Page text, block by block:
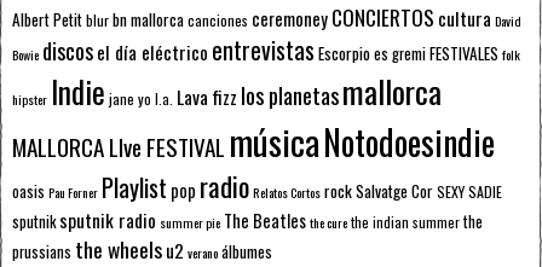
Albert Petitblurbn mallorcacanciones ceremoneyCONCIERTOS cultura David
Bowie discosel día eléctrico entrevistas Escorpioes gremiFESTIVALES folk
hipster Indie jane yo l.a. Lava fizz los planetasmallorca
MALLORCA LIve FESTIVAL músicaNotodoesindie
oasis Pau Forner Playlist pop radioRelatos CortosrockSalvatge CorSEXY SADIE
sputnik sputnik radio summer pie The Beatlesthe curethe indian summerthe
prussians the wheelsu2 veranoálbumes